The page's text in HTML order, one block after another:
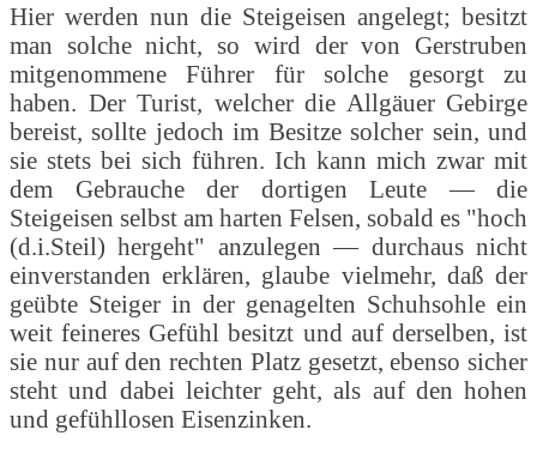
Hier werden nun die Steigeisen angelegt; besitzt
man solche nicht, so wird der von Gerstruben
mitgenommene Führer für solche gesorgt zu
haben. Der Turist, welcher die Allgäuer Gebirge
bereist, sollte jedoch im Besitze solcher sein, und
sie stets bei sich führen. Ich kann mich zwar mit
dem Gebrauche der dortigen Leute — die
Steigeisen selbst am harten Felsen, sobald es "hoch
(d.i.Steil) hergeht" anzulegen — durchaus nicht
einverstanden erklären, glaube vielmehr, daß der
geübte Steiger in der genagelten Schuhsohle ein
weit feineres Gefühl besitzt und auf derselben, ist
sie nur auf den rechten Platz gesetzt, ebenso sicher
steht und dabei leichter geht, als auf den hohen
und gefühllosen Eisenzinken.